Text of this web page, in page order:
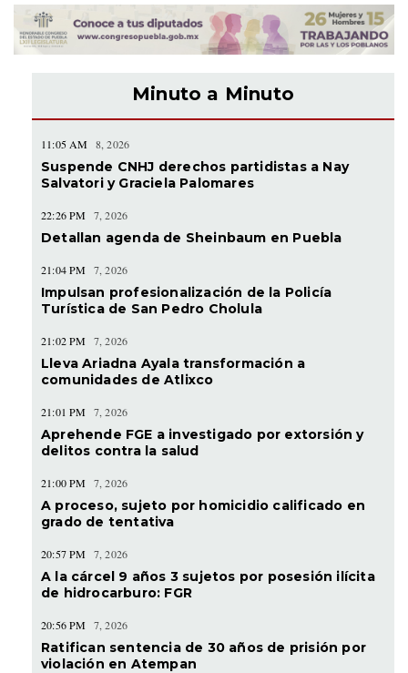
Minuto a Minuto
11:05 AM 8, 2026
Suspende CNHJ derechos partidistas a Nay
Salvatori y Graciela Palomares
22:26 PM 7, 2026
Detallan agenda de Sheinbaum en Puebla
21:04 PM 7, 2026
Impulsan profesionalización de la Policía
Turística de San Pedro Cholula
21:02 PM 7, 2026
Lleva Ariadna Ayala transformación a
comunidades de Atlixco
21:01 PM 7, 2026
Aprehende FGE a investigado por extorsión y
delitos contra la salud
21:00 PM 7, 2026
A proceso, sujeto por homicidio calificado en
grado de tentativa
20:57 PM 7, 2026
A la cárcel 9 años 3 sujetos por posesión ilícita
de hidrocarburo: FGR
20:56 PM 7, 2026
Ratifican sentencia de 30 años de prisión por
violación en Atempan